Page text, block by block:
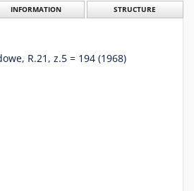
INFORMATION STRUCTURE
R.21, z.5 = 194 (1968)